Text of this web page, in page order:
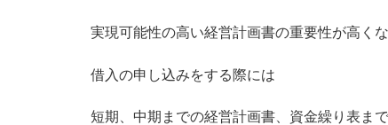
実現可能性の高い経営計画書の重要性が高く
借入の申し込みをする際には
短期、中期までの経営計画書、資金繰り表ま